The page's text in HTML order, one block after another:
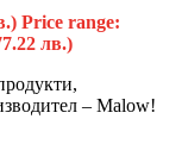
Price range:
лв.)
– Malow!